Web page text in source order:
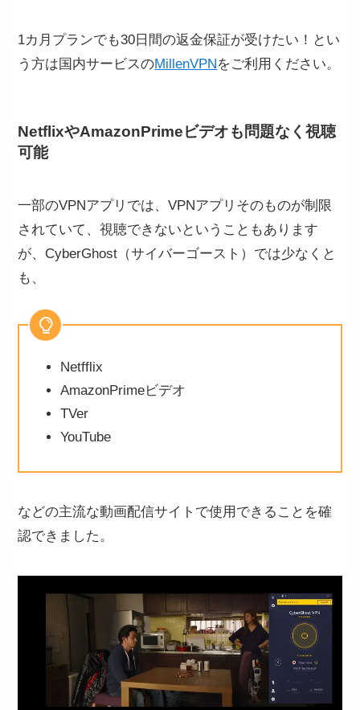
1カ月プランでも30日間の返金保証が受けたい！とい
う方は国内サービスのMillenVPN をご利用ください。
NetflixやAmazonPrimeビデオも問題なく視聴
可能
一部のVPNアプリでは、VPNアプリそのものが制限
されていて、視聴できないということもあります
が、CyberGhost（サイバーゴースト）では少なくと
も、
Netfflix
AmazonPrimeビデオ
TVer
YouTube
などの主流な動画配信サイトで使用できることを確
認できました。